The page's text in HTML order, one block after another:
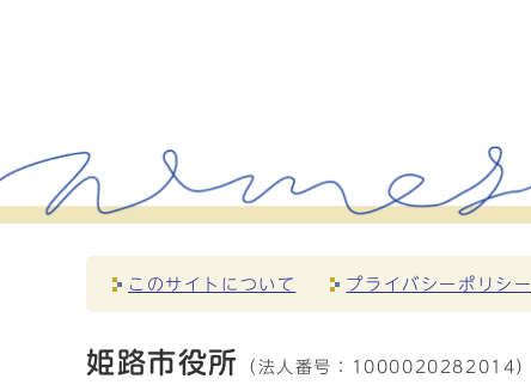
このサイトについて プライバシーポリシー
姫路市役所 （法人番号： 1000020282014）